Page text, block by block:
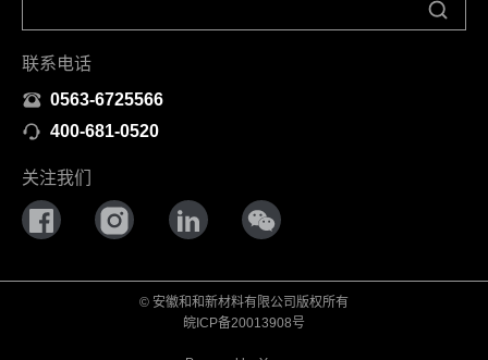
联系电话
0563-6725566
400-681-0520
关注我们
© 安徽和和新材料有限公司版权所有
皖ICP备20013908号